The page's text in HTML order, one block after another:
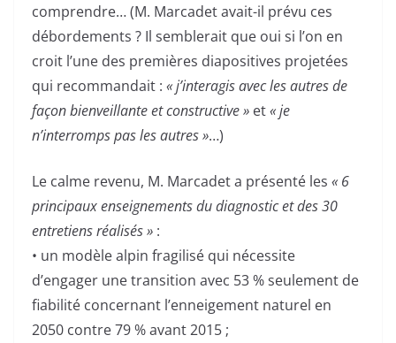
comprendre… (M. Marcadet avait-il prévu ces
débordements ? Il semblerait que oui si l’on en
croit l’une des premières diapositives projetées
qui recommandait : « j’interagis avec les autres de
façon bienveillante et constructive » et« je
n’interromps pas les autres »…)
Le calme revenu, M. Marcadet a présenté les « 6
principaux enseignements du diagnostic et des 30
entretiens réalisés » :
• un modèle alpin fragilisé qui nécessite
d’engager une transition avec 53 % seulement de
fiabilité concernant l’enneigement naturel en
2050 contre 79 % avant 2015 ;